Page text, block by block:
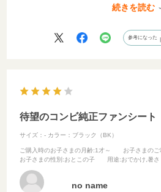
ワしてましたがそのうち大人しくし
うです。バッテリーの充電を忘れな
続きを読む
参考になった
待望のコンビ純正ファンシート
サイズ：- カラー：ブラック（BK）
ご購入時のお子さまの月齢:1才～ お子さまのご
お子さまの性別 :おとこの子 用途:おでかけ,暑
no name